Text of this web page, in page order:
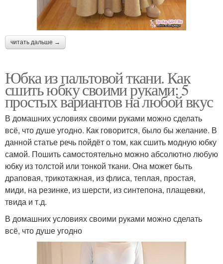
читать дальше →
Юбка из пальтовой ткани. Как
сшить юбку своими руками: 5
простых вариантов на любой вкус
В домашних условиях своими руками можно сделать
всё, что душе угодно. Как говорится, было бы желание. В
данной статье речь пойдёт о том, как сшить модную юбку
самой. Пошить самостоятельно можно абсолютно любую
юбку из толстой или тонкой ткани. Она может быть
драповая, трикотажная, из флиса, теплая, простая,
миди, на резинке, из шерсти, из синтепона, плащевки,
твида и т.д.
В домашних условиях своими руками можно сделать
всё, что душе угодно